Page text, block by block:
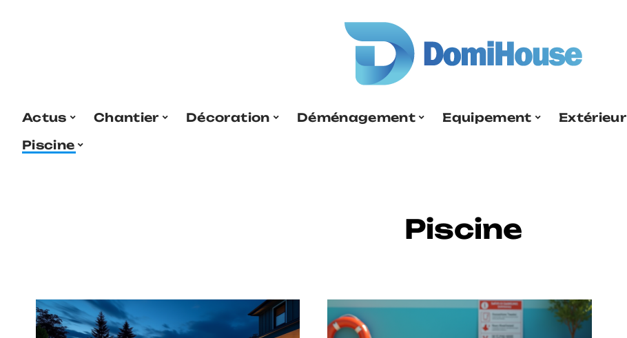
Actus Chantier Décoration Déménagement Equipement Extérieur
Piscine
Piscine